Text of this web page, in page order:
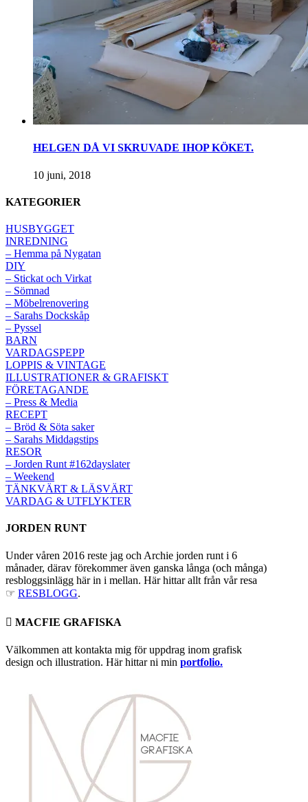
HELGEN DÅ VI SKRUVADE IHOP KÖKET.
10 juni, 2018
KATEGORIER
HUSBYGGET
INREDNING
– Hemma på Nygatan
DIY
– Stickat och Virkat
– Sömnad
– Möbelrenovering
– Sarahs Dockskåp
– Pyssel
BARN
VARDAGSPEPP
LOPPIS & VINTAGE
ILLUSTRATIONER & GRAFISKT
FÖRETAGANDE
– Press & Media
RECEPT
– Bröd & Söta saker
– Sarahs Middagstips
RESOR
– Jorden Runt #162dayslater
– Weekend
TÄNKVÄRT & LÄSVÄRT
VARDAG & UTFLYKTER
JORDEN RUNT
Under våren 2016 reste jag och Archie jorden runt i 6
månader, därav förekommer även ganska långa (och många)
resbloggsinlägg här in i mellan. Här hittar allt från vår resa
☞ RESBLOGG.
 MACFIE GRAFISKA
Välkommen att kontakta mig för uppdrag inom grafisk
design och illustration. Här hittar ni min portfolio.